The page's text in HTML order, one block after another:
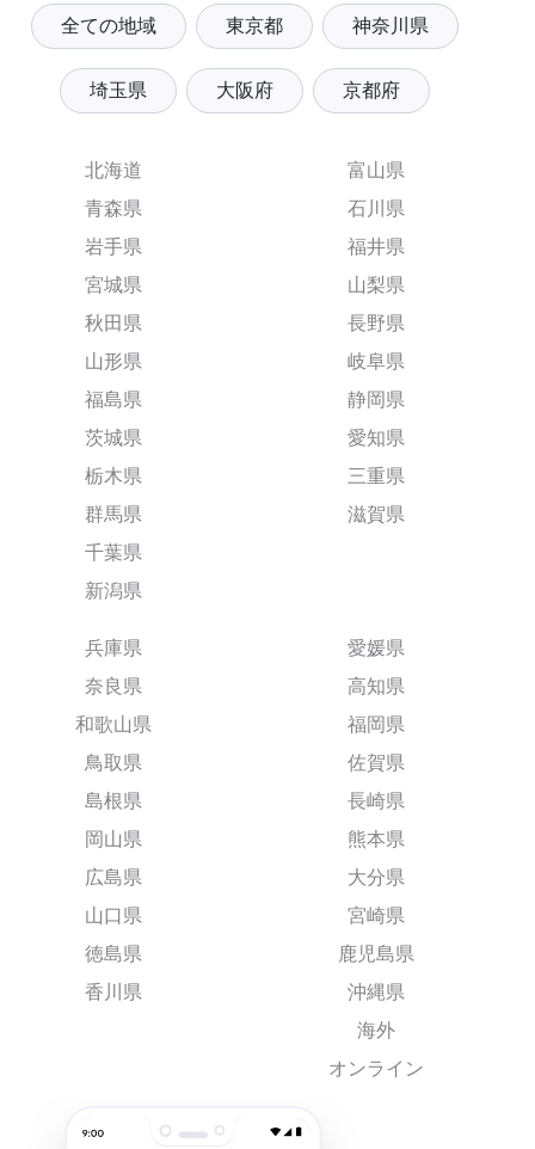
全ての地域 東京都 神奈川県
埼玉県 大阪府 京都府
北海道
青森県
岩手県
宮城県
秋田県
山形県
福島県
茨城県
栃木県
群馬県
千葉県
新潟県
富山県
石川県
福井県
山梨県
長野県
岐阜県
静岡県
愛知県
三重県
滋賀県
兵庫県
奈良県
和歌山県
鳥取県
島根県
岡山県
広島県
山口県
徳島県
香川県
愛媛県
高知県
福岡県
佐賀県
長崎県
熊本県
大分県
宮崎県
鹿児島県
沖縄県
海外
オンライン